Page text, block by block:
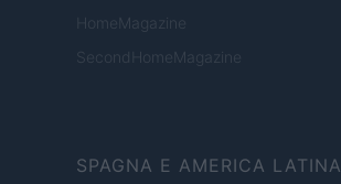
HomeMagazine
SecondHomeMagazine
SPAGNA E AMERICA LATINA